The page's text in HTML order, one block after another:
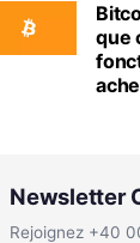
que
Newsletter
Rejoignez +40